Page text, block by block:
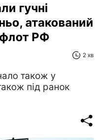
гучні
атакований
РФ
2 хв
також у
під ранок